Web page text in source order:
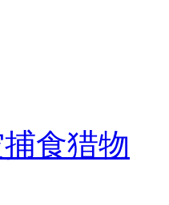
食猎物